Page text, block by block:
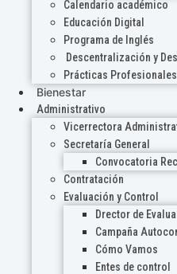
Calendario académico
Educación Digital
Programa de Inglés
Descentralización y
Prácticas Profesionales
Bienestar
Administrativo
Vicerrectora
Secretaría General
Convocatoria
Contratación
Evaluación y Control
Drector de
Campaña
Cómo Vamos
Entes de control